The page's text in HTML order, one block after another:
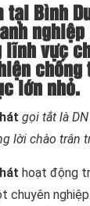
Bình
nghiệp
lĩnh vực
chống
lớn nhỏ.
gọi tắt là
lời chào trân
hoạt động
chuyên